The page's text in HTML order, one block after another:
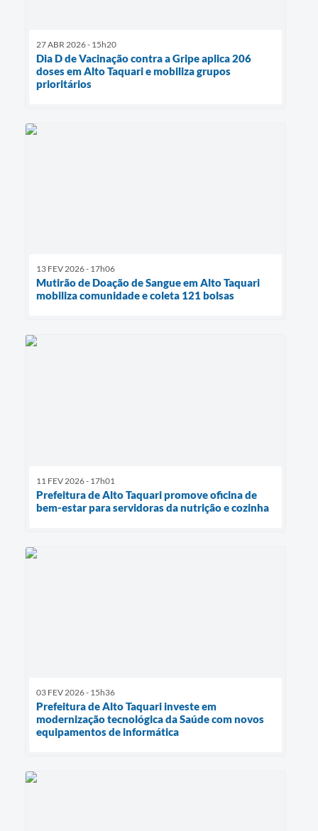
27 ABR 2026 - 15h20
Dia D de Vacinação contra a Gripe aplica 206
doses em Alto Taquari e mobiliza grupos
prioritários
13 FEV 2026 - 17h06
Mutirão de Doação de Sangue em Alto Taquari
mobiliza comunidade e coleta 121 bolsas
11 FEV 2026 - 17h01
Prefeitura de Alto Taquari promove oficina de
bem-estar para servidoras da nutrição e cozinha
03 FEV 2026 - 15h36
Prefeitura de Alto Taquari investe em
modernização tecnológica da Saúde com novos
equipamentos de informática